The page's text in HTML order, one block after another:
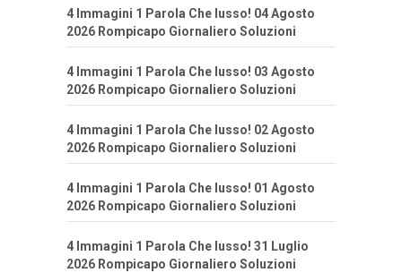
4 Immagini 1 Parola Che lusso! 04 Agosto
2026 Rompicapo Giornaliero Soluzioni
4 Immagini 1 Parola Che lusso! 03 Agosto
2026 Rompicapo Giornaliero Soluzioni
4 Immagini 1 Parola Che lusso! 02 Agosto
2026 Rompicapo Giornaliero Soluzioni
4 Immagini 1 Parola Che lusso! 01 Agosto
2026 Rompicapo Giornaliero Soluzioni
4 Immagini 1 Parola Che lusso! 31 Luglio
2026 Rompicapo Giornaliero Soluzioni